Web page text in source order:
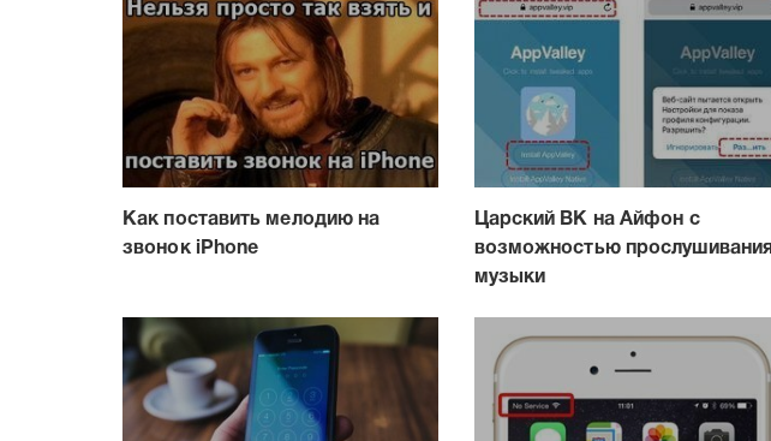
Как поставить мелодию на
звонок iPhone
Царский ВК на Айфон с
возможностью прослушивания
музыки